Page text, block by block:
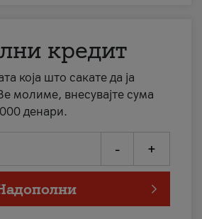
кредит
која што сакате да ја
молиме, внесувајте сума
денари.
- +